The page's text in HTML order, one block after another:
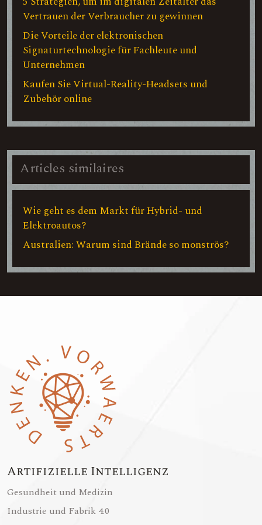
Vertrauen der Verbraucher zu gewinnen
Die Vorteile der elektronischen
Signaturtechnologie für Fachleute und
Unternehmen
Kaufen Sie Virtual-Reality-Headsets und
Zubehör online
Articles similaires
Wie geht es dem Markt für Hybrid- und
Elektroautos?
Australien: Warum sind Brände so monströs?
Artifizielle Intelligenz
Gesundheit und Medizin
Industrie und Fabrik 4.0